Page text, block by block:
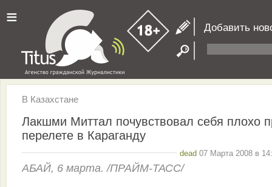
≡ Добавить
В Казахстане
Лакшми Миттал почувствовал себя плохо
перелете в Караганду
dead 07 Марта 2008 в
АБАЙ, 6 марта. /ПРАЙМ-ТАСС/